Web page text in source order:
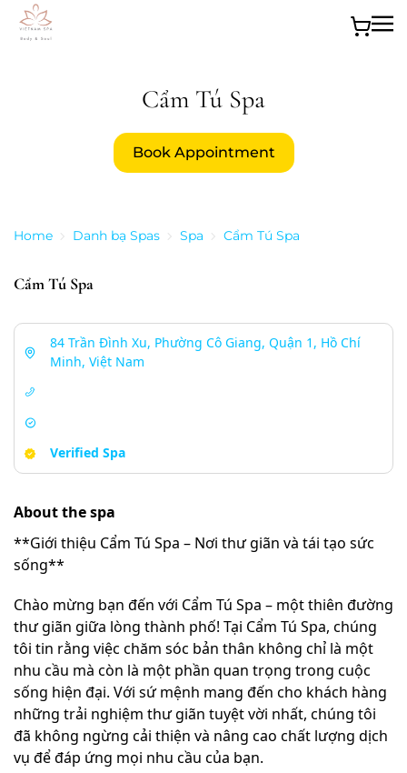
Cẩm Tú Spa
Book Appointment
Home Danh bạ Spas Spa Cẩm Tú Spa
Cẩm Tú Spa
84 Trần Đình Xu, Phường Cô Giang, Quận 1, Hồ Chí
Minh, Việt Nam
Verified Spa
About the spa
**Giới thiệu Cẩm Tú Spa – Nơi thư giãn và tái tạo sức
sống**
Chào mừng bạn đến với Cẩm Tú Spa – một thiên đường
thư giãn giữa lòng thành phố! Tại Cẩm Tú Spa, chúng
tôi tin rằng việc chăm sóc bản thân không chỉ là một
nhu cầu mà còn là một phần quan trọng trong cuộc
sống hiện đại. Với sứ mệnh mang đến cho khách hàng
những trải nghiệm thư giãn tuyệt vời nhất, chúng tôi
đã không ngừng cải thiện và nâng cao chất lượng dịch
vụ để đáp ứng mọi nhu cầu của bạn.